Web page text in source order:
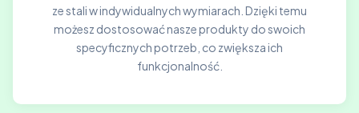
ze stali w indywidualnych wymiarach. Dzięki temu
możesz dostosować nasze produkty do swoich
specyficznych potrzeb, co zwiększa ich
funkcjonalność.